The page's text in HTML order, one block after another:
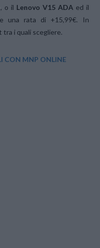
, o il Lenovo V15 ADA ed il
una rata di +15,99€. In
tra i quali scegliere.
CON MNP ONLINE